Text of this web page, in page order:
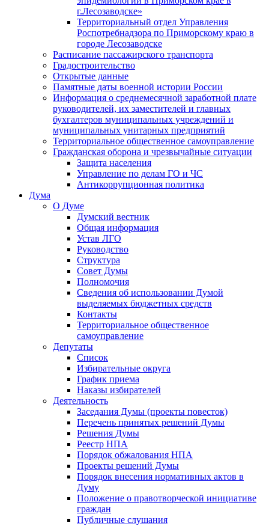
г.Лесозаводске»
Территориальный отдел Управления
Роспотребнадзора по Приморскому краю в
городе Лесозаводске
Расписание пассажирского транспорта
Градостроительство
Открытые данные
Памятные даты военной истории России
Информация о среднемесячной заработной плате
руководителей, их заместителей и главных
бухгалтеров муниципальных учреждений и
муниципальных унитарных предприятий
Территориальное общественное самоуправление
Гражданская оборона и чрезвычайные ситуации
Защита населения
Управление по делам ГО и ЧС
Антикоррупционная политика
Дума
О Думе
Думский вестник
Общая информация
Устав ЛГО
Руководство
Структура
Совет Думы
Полномочия
Сведения об использовании Думой
выделяемых бюджетных средств
Контакты
Территориальное общественное
самоуправление
Депутаты
Список
Избирательные округа
График приема
Наказы избирателей
Деятельность
Заседания Думы (проекты повесток)
Перечень принятых решений Думы
Решения Думы
Реестр НПА
Порядок обжалования НПА
Проекты решений Думы
Порядок внесения нормативных актов в
Думу
Положение о правотворческой инициативе
граждан
Публичные слушания